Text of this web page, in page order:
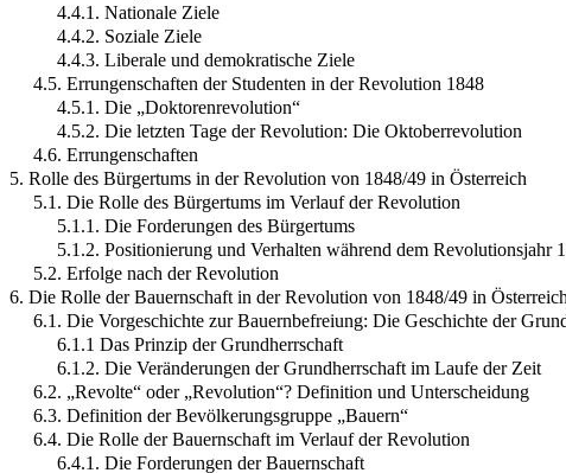
4.4.1. Nationale Ziele
4.4.2. Soziale Ziele
4.4.3. Liberale und demokratische Ziele
4.5. Errungenschaften der Studenten in der Revolution 1848
4.5.1. Die „Doktorenrevolution“
4.5.2. Die letzten Tage der Revolution: Die Oktoberrevolution
4.6. Errungenschaften
5. Rolle des Bürgertums in der Revolution von 1848/49 in Österreich
5.1. Die Rolle des Bürgertums im Verlauf der Revolution
5.1.1. Die Forderungen des Bürgertums
5.1.2. Positionierung und Verhalten während dem Revolutionsjahr
5.2. Erfolge nach der Revolution
6. Die Rolle der Bauernschaft in der Revolution von 1848/49 in Österreich
6.1. Die Vorgeschichte zur Bauernbefreiung: Die Geschichte der
6.1.1 Das Prinzip der Grundherrschaft
6.1.2. Die Veränderungen der Grundherrschaft im Laufe der Zeit
6.2. „Revolte“ oder „Revolution“? Definition und Unterscheidung
6.3. Definition der Bevölkerungsgruppe „Bauern“
6.4. Die Rolle der Bauernschaft im Verlauf der Revolution
6.4.1. Die Forderungen der Bauernschaft